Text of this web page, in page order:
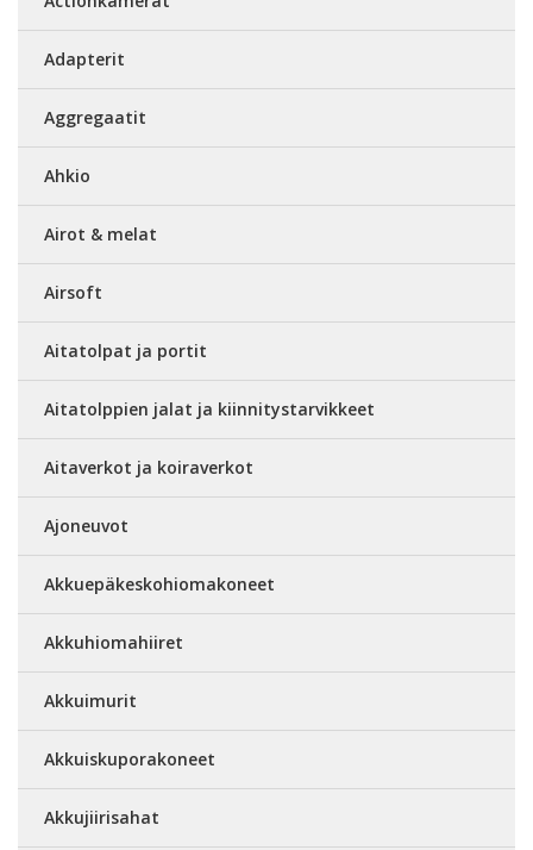
Adapterit
Aggregaatit
Ahkio
Airot & melat
Airsoft
Aitatolpat ja portit
Aitatolppien jalat ja kiinnitystarvikkeet
Aitaverkot ja koiraverkot
Ajoneuvot
Akkuepäkeskohiomakoneet
Akkuhiomahiiret
Akkuimurit
Akkuiskuporakoneet
Akkujiirisahat